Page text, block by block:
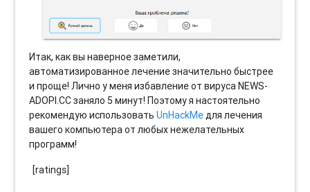
Итак, как вы наверное заметили,
автоматизированное лечение значительно быстрее
и проще! Лично у меня избавление от вируса NEWS-
ADOPI.CC заняло 5 минут! Поэтому я настоятельно
рекомендую использоватьUnHackMeдля лечения
вашего компьютера от любых нежелательных
программ!
[ratings]